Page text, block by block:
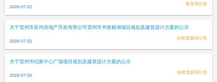
2026-07-22 教育局公告
关于雷州市富州房地产开发有限公司雷州市书香丽湖项目规划及建筑设计方案的公示
2026-07-22 自然资源局公告
关于雷州市纪家中心广场项目规划及建筑设计方案的公示
2026-07-22 自然资源局公告